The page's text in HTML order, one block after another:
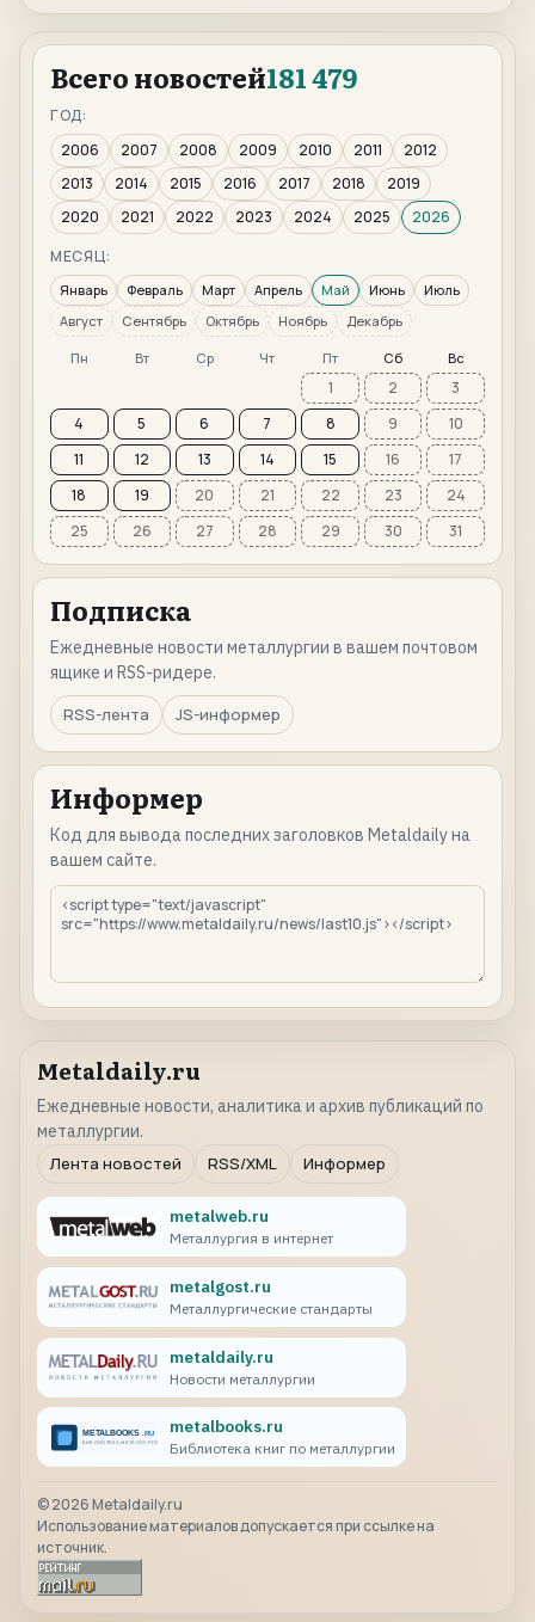
Всего новостей181 479
ГОД:
2006
2007 2008 2009 2010 2011
2012
2013
2014 2015 2016 2017 2018
2019
2020
2021 2022 2023 2024 2025
2026
МЕСЯЦ:
Январь Февраль Март Апрель Май Июнь
Июль
Август
Сентябрь Октябрь Ноябрь Декабрь
Пн Вт Ср Чт Пт Сб Вс
1 2
3
4
5 6 7 8 9
10
11
12 13 14 15 16
17
18
19 20 21 22 23
24
25
26 27 28 29 30 31
Подписка
Ежедневные новости металлургии в вашем почтовом
ящике и RSS-ридере.
RSS-лента
JS-информер
Информер
Код для вывода последних заголовков Metaldaily на
вашем сайте.
Metaldaily.ru
Ежедневные новости, аналитика и архив публикаций по
металлургии.
Лента новостей
RSS/XML Информер
metalweb.ru
Металлургия в интернет
metalgost.ru
Металлургические стандарты
metaldaily.ru
Новости металлургии
metalbooks.ru
Библиотека книг по металлургии
©2026 Metaldaily.ru
Использование материалов допускается при ссылке на
источник.